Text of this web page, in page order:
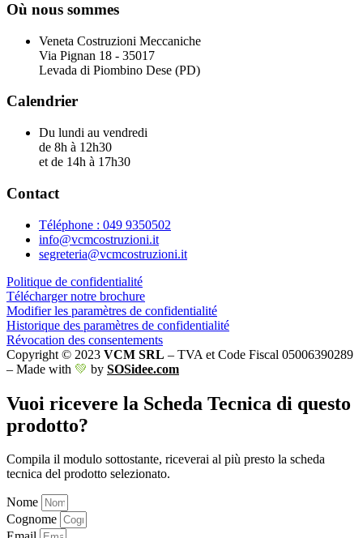
Où nous sommes
Veneta Costruzioni Meccaniche
Via Pignan 18 - 35017
Levada di Piombino Dese (PD)
Calendrier
Du lundi au vendredi
de 8h à 12h30
et de 14h à 17h30
Contact
Téléphone : 049 9350502
info@vcmcostruzioni.it
segreteria@vcmcostruzioni.it
Politique de confidentialité
Télécharger notre brochure
Modifier les paramètres de confidentialité
Historique des paramètres de confidentialité
Révocation des consentements
Copyright © 2023 VCM SRL – TVA et Code Fiscal 05006390289
– Made with 💚 by SOSidee.com
Vuoi ricevere la Scheda Tecnica di questo
prodotto?
Compila il modulo sottostante, riceverai al più presto la scheda
tecnica del prodotto selezionato.
Nome
Cognome